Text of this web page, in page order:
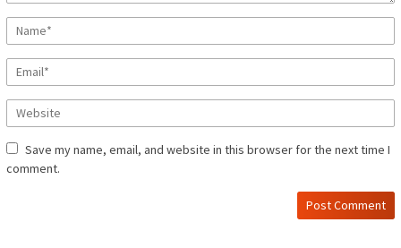
Save my name, email, and website in this browser for the next time I
comment.